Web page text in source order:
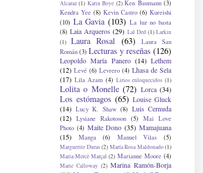
Alcaraz (1) Karin Boye (2) Ken Baumann (3)
Kendra Yee (8) Kevin Castro (6) Kureishi
(10) La Gavia (103) La luz no basta
(8) Laia Arqueros (29) Lal Ded (1) Larkin
(1)
Laura Rosal (63)
Laura San
Román (3) Lecturas y reseñas (126)
Leopoldo María Panero (14) Lethem
(12) Levé (6) Levrero (4) Lhasa de Sela
(17) Lila Azam (4) Lirios enloquecidos (1)
Lolita o Monelle (72) Lorca (34)
Los estómagos (65) Louise Gluck
(14) Lucy K. Shaw (8) Luis Cernuda
(12) Lysiane Rakotoson (5)
Mai Love
Photo (4) Maite Dono (35) Mamajuana
(15)
Manga (6) Manuel Vilas (5)
Marguerite Duras(2) María Rosa Maldonado(1)
Maria-Mercè Marçal (2) Marianne Moore (4)
Marie Calloway (2) Marina Ramón-Borja